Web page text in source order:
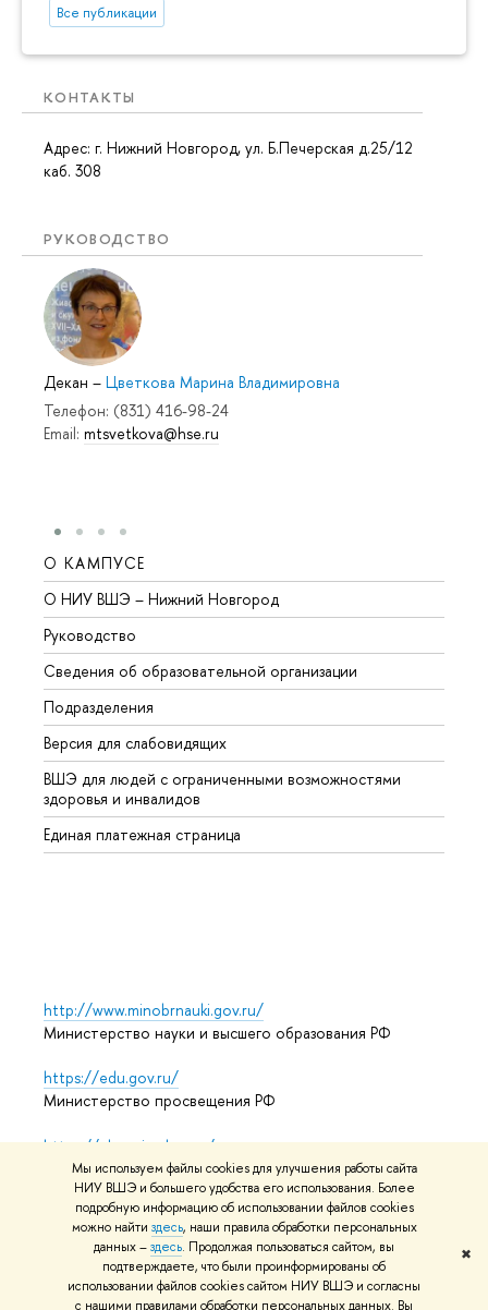
Мы используем файлы cookies для улучшения работы сайта
НИУ ВШЭ и большего удобства его использования. Более
подробную информацию об использовании файлов cookies
можно найти здесь, наши правила обработки персональных
данных –здесь. Продолжая пользоваться сайтом, вы
подтверждаете, что были проинформированы об
использовании файлов cookies сайтом НИУ ВШЭ и согласны
с нашими правилами обработки персональных данных. Вы
✖
Все публикации
КОНТАКТЫ
Адрес: г. Нижний Новгород, ул. Б.Печерская д.25/12
каб. 308
РУКОВОДСТВО
Декан – Цветкова Марина Владимировна
Телефон: (831) 416-98-24
Email: mtsvetkova@hse.ru
О КАМПУСЕ
О НИУ ВШЭ – Нижний Новгород
Руководство
Сведения об образовательной организации
Подразделения
Версия для слабовидящих
ВШЭ для людей с ограниченными возможностями
здоровья и инвалидов
Единая платежная страница
http://www.minobrnauki.gov.ru/
Министерство науки и высшего образования РФ
https://edu.gov.ru/
Министерство просвещения РФ
https://elearning.hse.ru/mooc
Массовые открытые онлайн-курсы
© НИУ ВШЭ 1993–2026 Адреса и контактыУсловия
использования материаловПолитика конфиденциальности
Карта сайта